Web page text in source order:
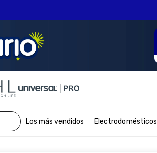
Los más vendidos Electrodomésticos
1.
olla presion